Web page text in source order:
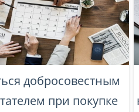
добросовестным
при покупке